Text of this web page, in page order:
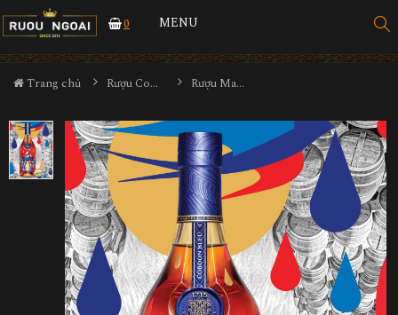
0 MENU
Trang chủ Rượu Cognac Rượu Martell Cordon Bleu Limited 2023